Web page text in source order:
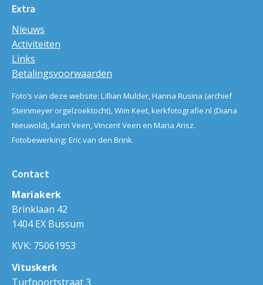
Extra
Nieuws
Activiteiten
Links
Betalingsvoorwaarden
Foto’s van deze website: Lillian Mulder, Hanna Rusina (archief
Steinmeyer orgelzoektocht), Wim Keet, kerkfotografie.nl (Diana
Nieuwold), Karin Veen, Vincent Veen en Maria Arisz.
Fotobewerking: Eric van den Brink.
Contact
Mariakerk
Brinklaan 42
1404 EX Bussum
KVK: 75061953
Vituskerk
Turfpoortstraat 3